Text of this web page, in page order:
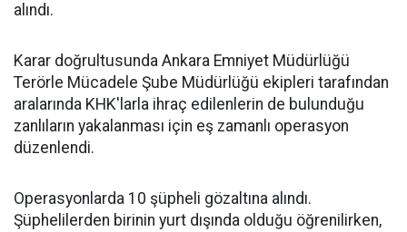
alındı.
Karar doğrultusunda Ankara Emniyet Müdürlüğü
Terörle Mücadele Şube Müdürlüğü ekipleri tarafından
aralarında KHK'larla ihraç edilenlerin de bulunduğu
zanlıların yakalanması için eş zamanlı operasyon
düzenlendi.
Operasyonlarda 10 şüpheli gözaltına alındı.
Şüphelilerden birinin yurt dışında olduğu öğrenilirken,